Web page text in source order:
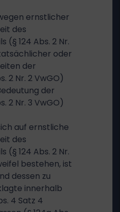
ernstlicher
des
(§ 124 Abs. 2 Nr.
oder
der
2 Nr. 2 VwGO)
der
2 Nr. 3 VwGO)
auf ernstliche
des
(§ 124 Abs. 2 Nr.
bestehen, ist
dessen zu
innerhalb
4 Satz 4